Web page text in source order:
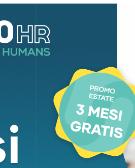
neopatentata, ha perso il controllo del
violentemente contro le strutture esterne
della polizia locale
tanto da causare
una pattuglia della olizial
rito per l’accertamento del tasso
stato richiesto l’intervento del personale
presso il presidio ospedaliero per